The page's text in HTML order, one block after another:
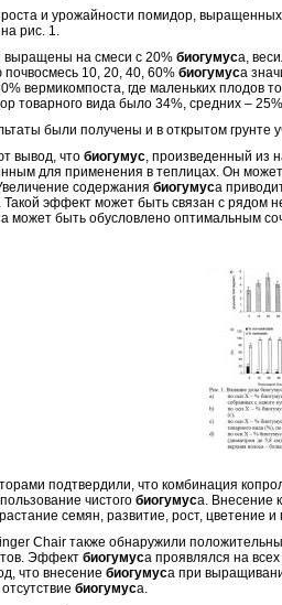
и урожайности помидор, выращенных
рис. 1.
на смеси с 20% биогумуса,
10, 20, 40, 60% биогумуса
вермикомпоста, где маленьких плодов
товарного вида было 34%, средних –
были получены и в открытом грунте
вывод, что биогумус, произведенный из
для применения в теплицах. Он
содержания биогумуса
эффект может быть связан с рядом
а может быть обусловлено оптимальным
подтвердили, что комбинация
чистого биогумуса. Внесение
семян, развитие, рост, цветение
Chair также обнаружили
Эффект биогумуса проявлялся на
что внесение биогумуса при
биогумуса.